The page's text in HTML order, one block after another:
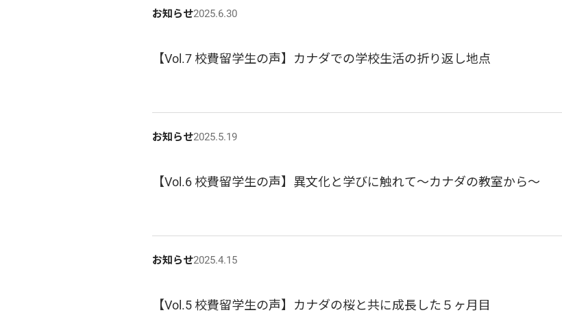
お知らせ2025.6.30
【Vol.7 校費留学生の声】カナダでの学校生活の折り返し地点
お知らせ2025.5.19
【Vol.6 校費留学生の声】異文化と学びに触れて～カナダの教室から～
お知らせ2025.4.15
【Vol.5 校費留学生の声】カナダの桜と共に成長した５ヶ月目